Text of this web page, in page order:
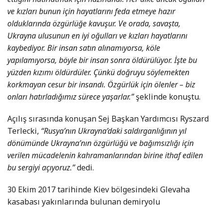
ve kızları bunun için hayatlarını feda etmeye hazır
olduklarında özgürlüğe kavuşur. Ve orada, savaşta,
Ukrayna ulusunun en iyi oğulları ve kızları hayatlarını
kaybediyor. Bir insan satın alınamıyorsa, köle
yapılamıyorsa, böyle bir insan sonra öldürülüyor. İşte bu
yüzden kızımı öldürdüler. Çünkü doğruyu söylemekten
korkmayan cesur bir insandı. Özgürlük için ölenler – biz
onları hatırladığımız sürece yaşarlar.”şeklinde konuştu.
Açılış sırasında konuşan Sej Başkan Yardımcısı Ryszard
Terlecki, “Rusya’nın Ukrayna’daki saldırganlığının yıl
dönümünde Ukrayna’nın özgürlüğü ve bağımsızlığı için
verilen mücadelenin kahramanlarından birine ithaf edilen
bu sergiyi açıyoruz.”dedi.
30 Ekim 2017 tarihinde Kiev bölgesindeki Glevaha
kasabası yakınlarında bulunan demiryolu